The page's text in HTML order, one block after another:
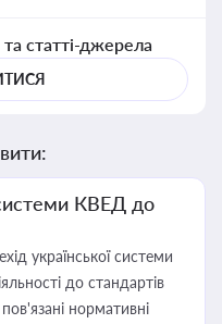
статті-джерела
системи КВЕД до
української системи
до стандартів
нормативні